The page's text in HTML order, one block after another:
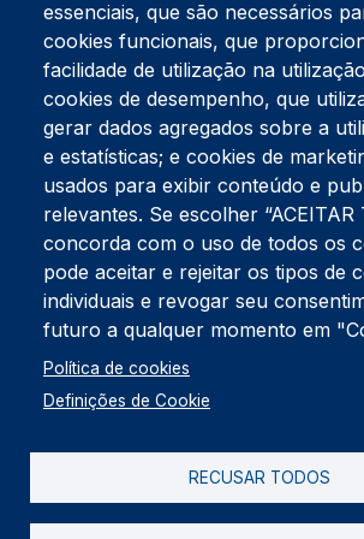
Tel:234 390 100Fax:234 390 100
Endereço Postal
Apartado 42
Rua Gil Eanes 31
3834-908 Gafanha da Nazaré
Estúdios
Rua Prior Guerra
Edifício do Centro Cultural da Gafanha da
3830-556 Gafanha da Nazaré
Rodapé
Cookies
Política de Privacidade
essenciais, que são necessários
cookies funcionais, que
facilidade de utilização na
cookies de desempenho, que
gerar dados agregados sobre a
e estatísticas; e cookies de
usados para exibir conteúdo e
relevantes. Se escolher “ACEITAR
concorda com o uso de todos os
pode aceitar e rejeitar os tipos de
individuais e revogar seu
futuro a qualquer momento em
Política de cookies
Definições de Cookie
RECUSAR TODOS